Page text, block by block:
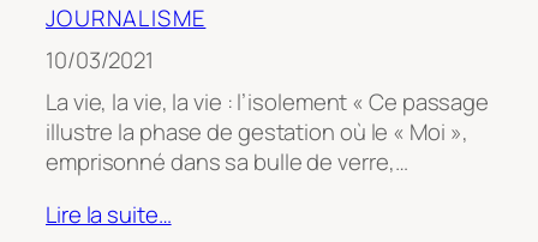
JOURNALISME
10/03/2021
La vie, la vie, la vie : l’isolement « Ce passage
illustre la phase de gestation où le « Moi »,
emprisonné dans sa bulle de verre,…
Lire la suite…